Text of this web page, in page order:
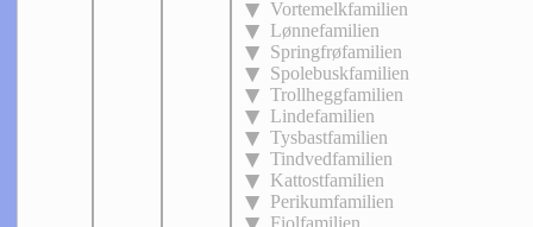
Vortemelkfamilien
Lønnefamilien
Springfrøfamilien
Spolebuskfamilien
Trollheggfamilien
Lindefamilien
Tysbastfamilien
Tindvedfamilien
Kattostfamilien
Perikumfamilien
Fiolfamilien